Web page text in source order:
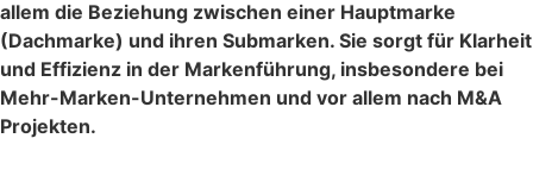
allem die Beziehung zwischen einer Hauptmarke
(Dachmarke) und ihren Submarken. Sie sorgt für Klarheit
und Effizienz in der Markenführung, insbesondere bei
Mehr-Marken-Unternehmen und vor allem nach M&A
Projekten.